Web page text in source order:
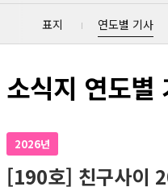
표지 연도별 기사
소식지 연도별
2026년
[190호] 친구사이